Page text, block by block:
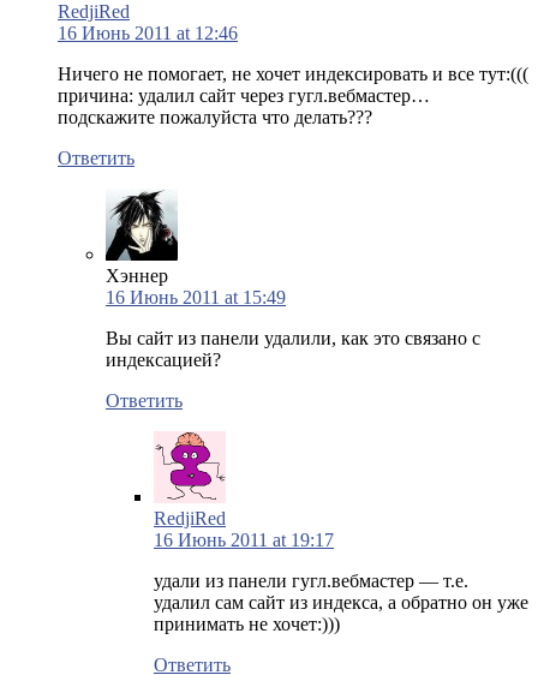
RedjiRed
16 Июнь 2011 at 12:46
Ничего не помогает, не хочет индексировать и все тут:(((
причина: удалил сайт через гугл.вебмастер…
подскажите пожалуйста что делать???
Ответить
Хэннер
16 Июнь 2011 at 15:49
Вы сайт из панели удалили, как это связано с
индексацией?
Ответить
RedjiRed
16 Июнь 2011 at 19:17
удали из панели гугл.вебмастер — т.е.
удалил сам сайт из индекса, а обратно он уже
принимать не хочет:)))
Ответить